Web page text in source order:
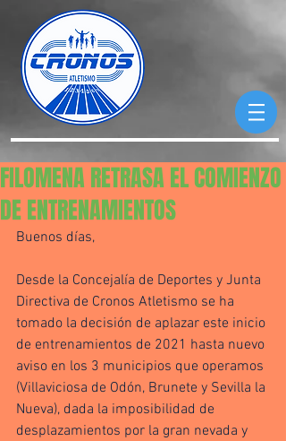
FILOMENA RETRASA EL COMIENZO
DE ENTRENAMIENTOS
Buenos días,
Desde la Concejalía de Deportes y Junta
Directiva de Cronos Atletismo se ha
tomado la decisión de aplazar este inicio
de entrenamientos de 2021 hasta nuevo
aviso en los 3 municipios que operamos
(Villaviciosa de Odón, Brunete y Sevilla la
Nueva), dada la imposibilidad de
desplazamientos por la gran nevada y